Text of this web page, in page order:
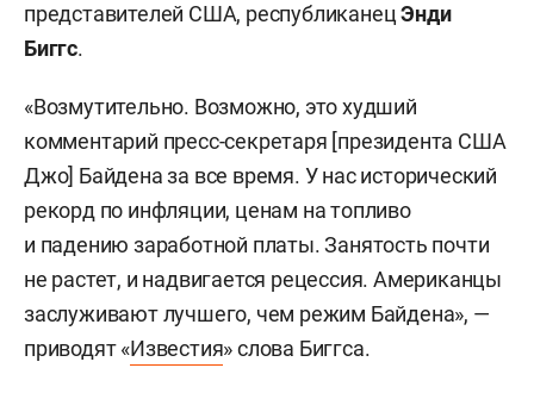
представителей США, республиканецЭнди
Биггс.
«Возмутительно. Возможно, это худший
комментарий пресс-секретаря [президента США
Джо] Байдена за все время. У нас исторический
рекорд по инфляции, ценам на топливо
и падению заработной платы. Занятость почти
не растет, и надвигается рецессия. Американцы
заслуживают лучшего, чем режим Байдена», —
приводят «Известия» слова Биггса.